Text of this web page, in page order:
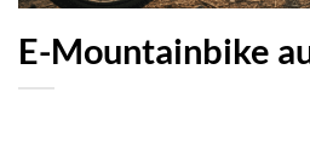
E-Mountainbike